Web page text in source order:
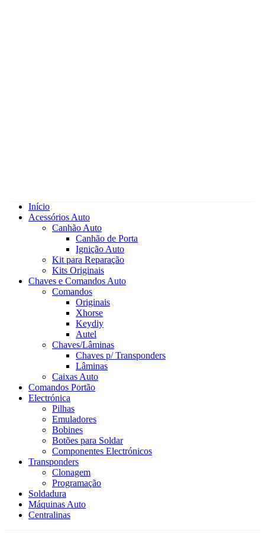
Início
Acessórios Auto
Canhão Auto
Canhão de Porta
Ignição Auto
Kit para Reparação
Kits Originais
Chaves e Comandos Auto
Comandos
Originais
Xhorse
Keydiy
Autel
Chaves/Lâminas
Chaves p/ Transponders
Lâminas
Caixas Auto
Comandos Portão
Electrónica
Pilhas
Emuladores
Bobines
Botões para Soldar
Componentes Electrónicos
Transponders
Clonagem
Programação
Soldadura
Máquinas Auto
Centralinas